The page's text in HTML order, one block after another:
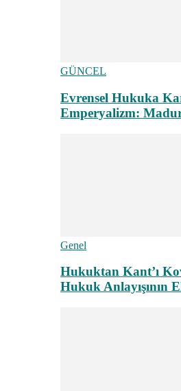
GÜNCEL
Evrensel Hukuka
Emperyalizm:
Genel
Hukuktan Kant’ı
Hukuk Anlayışının